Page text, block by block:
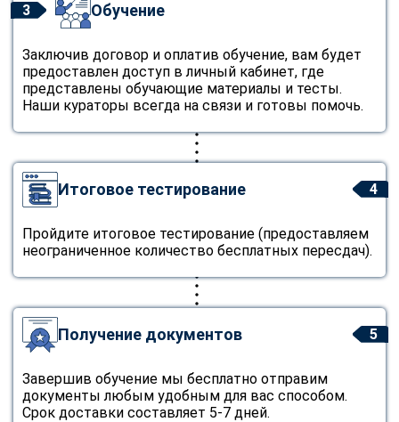
3 Обучение
Заключив договор и оплатив обучение, вам будет
предоставлен доступ в личный кабинет, где
представлены обучающие материалы и тесты.
Наши кураторы всегда на связи и готовы помочь.
4
Итоговое тестирование
Пройдите итоговое тестирование (предоставляем
неограниченное количество бесплатных пересдач).
5
Получение документов
Завершив обучение мы бесплатно отправим
документы любым удобным для вас способом.
Срок доставки составляет 5-7 дней.